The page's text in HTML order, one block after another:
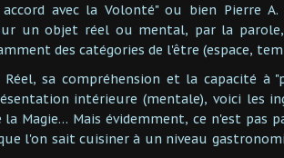
accord avec la Volonté" ou bien Pierre
un objet réel ou mental, par la
des catégories de l'être (espace,
sa compréhension et la capacité à
intérieure (mentale), voici les
Magie… Mais évidemment, ce n'est pas
l'on sait cuisiner à un niveau